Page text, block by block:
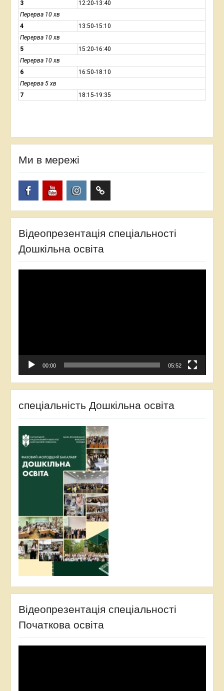
3
12:20-13:40
Перерва 10 хв
4
13:50-15:10
Перерва 10 хв
5
15:20-16:40
Перерва 10 хв
6
16:50-18:10
Перерва 5 хв
7
18:15-19:35
Ми в мережі
Відеопрезентація спеціальності
Дошкільна освіта
00:00 05:52
спеціальність Дошкільна освіта
Відеопрезентація спеціальності
Початкова освіта